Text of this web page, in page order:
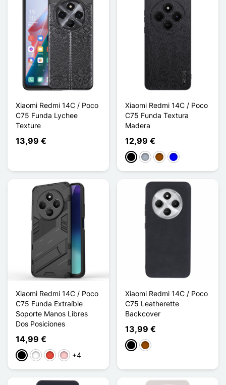
Xiaomi Redmi 14C / Poco
C75 Funda Lychee
Texture
13,99 €
Xiaomi Redmi 14C / Poco
C75 Funda Textura
Madera
12,99 €
NegroGris Marrón
Azul
Xiaomi Redmi 14C / Poco
C75 Funda Extraíble
Soporte Manos Libres
Dos Posiciones
14,99 €
NegroBlancoRojoRosa+4
Xiaomi Redmi 14C / Poco
C75 Leatherette
Backcover
13,99 €
NegroMarrón